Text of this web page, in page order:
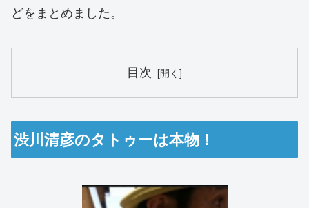
どをまとめました。
目次
渋川清彦のタトゥーは本物！